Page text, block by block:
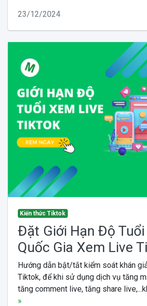
23/12/2024
Kiến thức Tiktok
Đặt Giới Hạn Độ
Quốc Gia Xem Live
Hướng dẫn bật/tắt kiểm soát khán
Tiktok, để khi sử dụng dịch vụ tăng
tăng comment live, tăng share
»